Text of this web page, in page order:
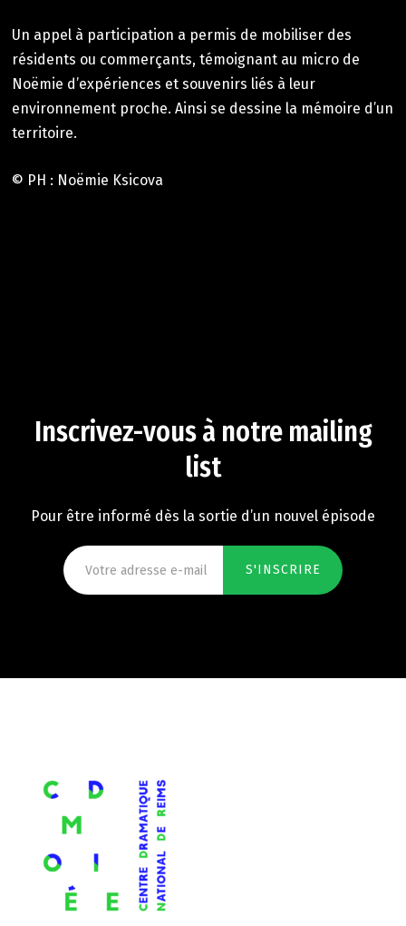
Un appel à participation a permis de mobiliser des
résidents ou commerçants, témoignant au micro de
Noëmie d’expériences et souvenirs liés à leur
environnement proche. Ainsi se dessine la mémoire d’un
territoire.
© PH : Noëmie Ksicova
Inscrivez-vous à notre mailing
list
Pour être informé dès la sortie d’un nouvel épisode